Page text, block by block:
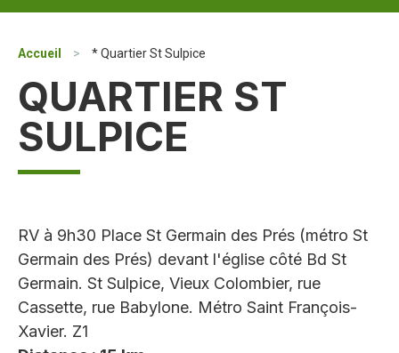
Accueil > * Quartier St Sulpice
QUARTIER ST
SULPICE
RV à 9h30 Place St Germain des Prés (métro St
Germain des Prés) devant l'église côté Bd St
Germain. St Sulpice, Vieux Colombier, rue
Cassette, rue Babylone. Métro Saint François-
Xavier. Z1